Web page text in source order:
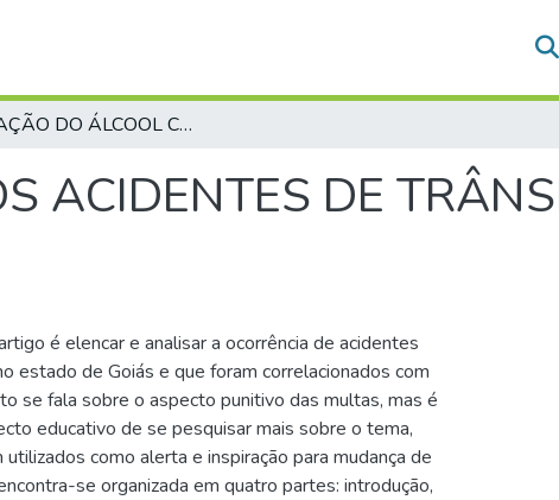
RELAÇÃO DO ÁLCOOL COM OS ACIDENTES DE TRÂNSITO, NO ESTADO DE GOIÁS
ACIDENTES DE
é elencar e analisar a ocorrência de acidentes
estado de Goiás e que foram correlacionados com
se fala sobre o aspecto punitivo das multas, mas é
educativo de se pesquisar mais sobre o tema,
como alerta e inspiração para mudança de
se organizada em quatro partes: introdução,